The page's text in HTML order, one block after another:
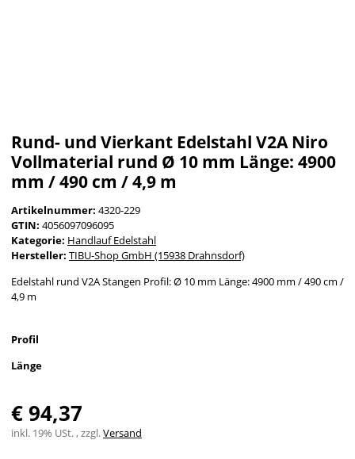
Rund- und Vierkant Edelstahl V2A Niro
Vollmaterial rund Ø 10 mm Länge: 4900
mm / 490 cm / 4,9 m
Artikelnummer: 4320-229
GTIN: 4056097096095
Kategorie: Handlauf Edelstahl
Hersteller: TIBU-Shop GmbH (15938 Drahnsdorf)
Edelstahl rund V2A Stangen Profil: Ø 10 mm Länge: 4900 mm / 490 cm /
4,9 m
Profil
Länge
€ 94,37
inkl. 19% USt. , zzgl.Versand